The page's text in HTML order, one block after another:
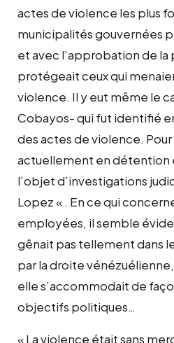
actes de violence les plus
municipalités gouvernées
et avec l’approbation de
protégeait ceux qui
violence. Il y eut même le
Cobayos- qui fut identifié
des actes de violence.
actuellement en détention
l’objet d’investigations
Lopez « . En ce qui
employées, il semble
gênait pas tellement dans
par la droite
elle s’accommodait de
objectifs politiques…
« La violence était sans